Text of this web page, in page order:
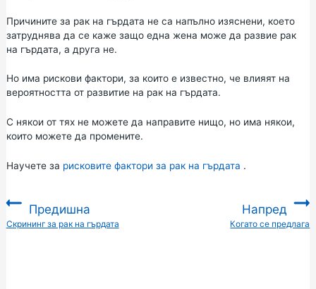
Причините за рак на гърдата не са напълно изяснени, което
затруднява да се каже защо една жена може да развие рак
на гърдата, а друга не.
Но има рискови фактори, за които е известно, че влияят на
вероятността от развитие на рак на гърдата.
С някои от тях не можете да направите нищо, но има някои,
които можете да промените.
Научете за рисковите фактори за рак на гърдата .
Предишна
:Скрининг за рак на гърдата
Напред
Когато се предлага